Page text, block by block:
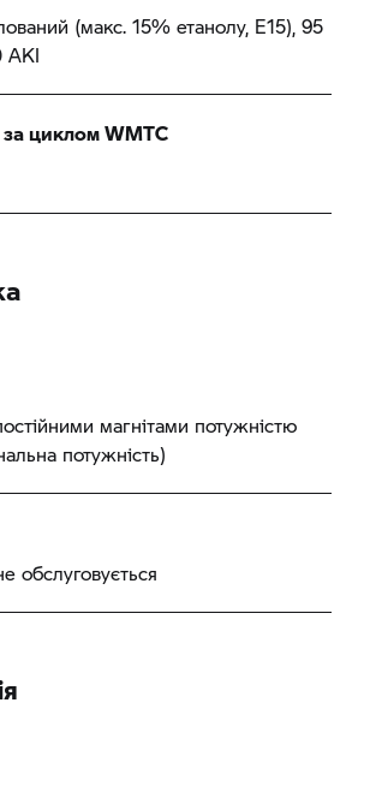
(макс. 15% етанолу, E15), 95
AKI
циклом WMTC
магнітами потужністю
потужність)
обслуговується